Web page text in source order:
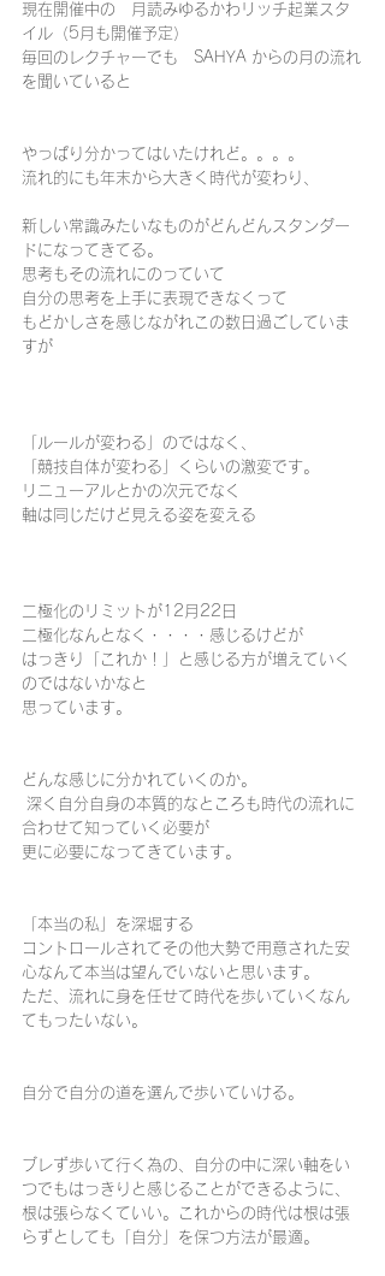
現在開催中の　月読みゆるかわリッチ起業スタ
イル（5月も開催予定）
毎回のレクチャーでも　SAHYA からの月の流れ
を聞いていると
やっぱり分かってはいたけれど。。。。
流れ的にも年末から大きく時代が変わり、
新しい常識みたいなものがどんどんスタンダー
ドになってきてる。
思考もその流れにのっていて
自分の思考を上手に表現できなくって
もどかしさを感じながれこの数日過ごしていま
すが
「ルールが変わる」のではなく、
「競技自体が変わる」くらいの激変です。
リニューアルとかの次元でなく
軸は同じだけど見える姿を変える
二極化のリミットが12月22日
二極化なんとなく・・・・感じるけどが
はっきり「これか！」と感じる方が増えていく
のではないかなと
思っています。
どんな感じに分かれていくのか。
合わせて知っていく必要が
更に必要になってきています。
「本当の私」を深堀する
コントロールされてその他大勢で用意された安
心なんて本当は望んでいないと思います。
ただ、流れに身を任せて時代を歩いていくなん
てもったいない。
自分で自分の道を選んで歩いていける。
ブレず歩いて行く為の、自分の中に深い軸をい
つでもはっきりと感じることができるように、
根は張らなくていい。これからの時代は根は張
らずとしても「自分」を保つ方法が最適。